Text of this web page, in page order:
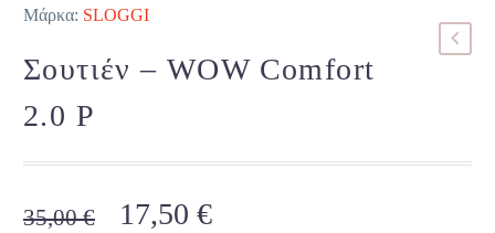
Μάρκα: SLOGGI
Σουτιέν – WOW Comfort
2.0 P
35,00€
Original
17,50 €Η